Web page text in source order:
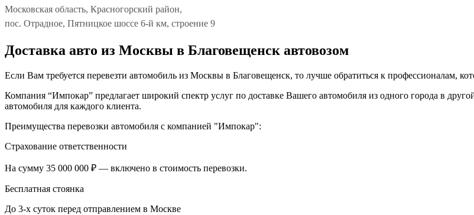
Московская область, Красногорский район,
пос. Отрадное, Пятницкое шоссе 6-й км, строение 9
Доставка авто из Москвы в Благовещенск автовозом
Если Вам требуется перевезти автомобиль из Москвы в Благовещенск, то лучше обратиться к профессионалам,
Компания “Импокар” предлагает широкий спектр услуг по доставке Вашего автомобиля из одного города в
автомобиля для каждого клиента.
Преимущества перевозки автомобиля с компанией "Импокар":
Страхование ответственности
На сумму 35 000 000 ₽ — включено в стоимость перевозки.
Бесплатная стоянка
До 3-х суток перед отправлением в Москве